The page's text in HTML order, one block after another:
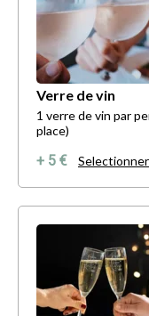
Verre de vin
1 verre de vin par
place)
+ 5 €